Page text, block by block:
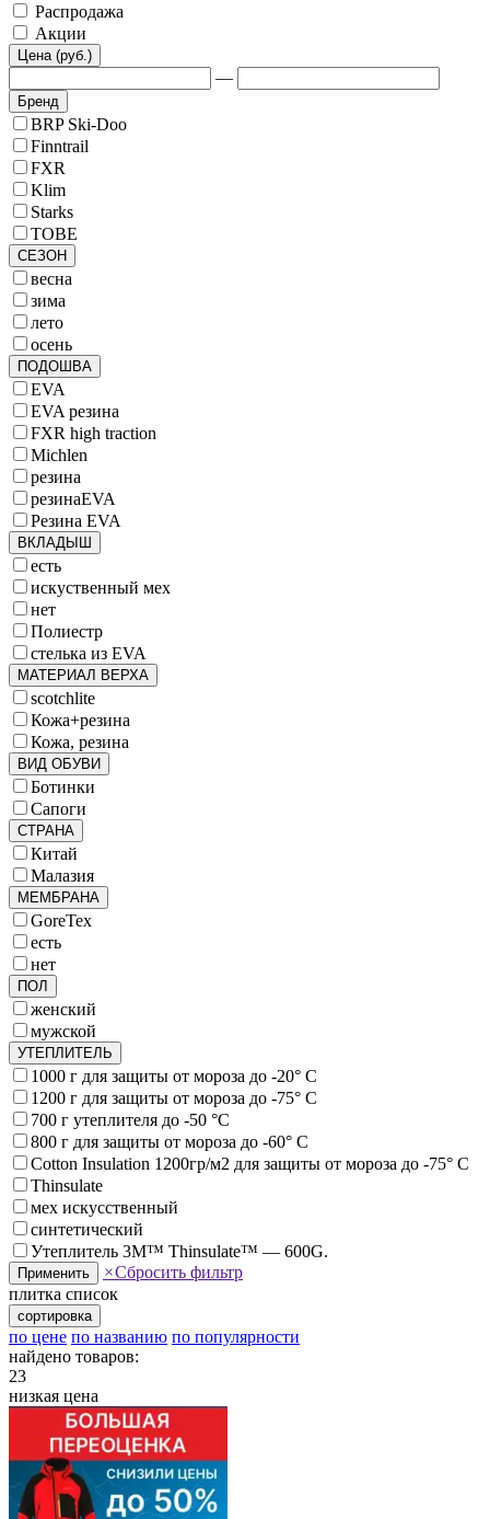
Распродажа
Акции
Цена (руб.)
—
Бренд
BRP Ski-Doo
Finntrail
FXR
Klim
Starks
TOBE
СЕЗОН
весна
зима
лето
осень
ПОДОШВА
EVA
EVA резина
FXR high traction
Michlen
резина
резинаEVA
Резина EVA
ВКЛАДЫШ
есть
искуственный мех
нет
Полиестр
стелька из EVA
МАТЕРИАЛ ВЕРХА
scotchlite
Кожа+резина
Кожа, резина
ВИД ОБУВИ
Ботинки
Сапоги
СТРАНА
Китай
Малазия
МЕМБРАНА
GoreTex
есть
нет
ПОЛ
женский
мужской
УТЕПЛИТЕЛЬ
1000 г для защиты от мороза до -20° C
1200 г для защиты от мороза до -75° C
700 г утеплителя до -50 °C
800 г для защиты от мороза до -60° C
Cotton Insulation 1200гр/м2 для защиты от мороза до -75° C
Thinsulate
мех искусственный
синтетический
Утеплитель 3M™ Thinsulate™ — 600G.
Применить ×Сбросить фильтр
плитка список
сортировка
по цене по названию по популярности
найдено товаров:
23
низкая цена